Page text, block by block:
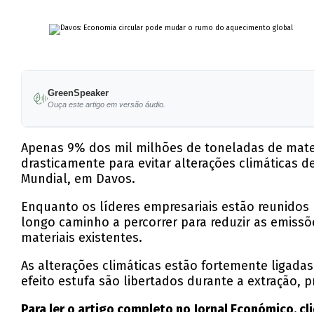
GreenSpeaker
Ouça este artigo em versão áudio.
Apenas 9% dos mil milhões de toneladas de
drasticamente para evitar alterações climáticas
Mundial, em Davos.
Enquanto os líderes empresariais estão
longo caminho a percorrer para reduzir as
materiais existentes.
As alterações climáticas estão fortemente
efeito estufa são libertados durante a extração,